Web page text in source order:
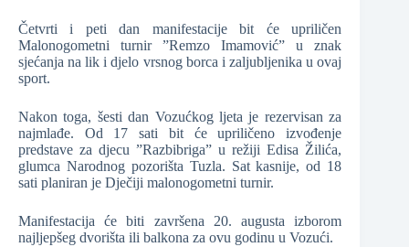
Četvrti i peti dan manifestacije bit će upriličen
Malonogometni turnir ”Remzo Imamović” u znak
sjećanja na lik i djelo vrsnog borca i zaljubljenika u ovaj
sport.
Nakon toga, šesti dan Vozućkog ljeta je rezervisan za
najmlađe. Od 17 sati bit će upriličeno izvođenje
predstave za djecu ”Razbibriga” u režiji Edisa Žilića,
glumca Narodnog pozorišta Tuzla. Sat kasnije, od 18
sati planiran je Dječiji malonogometni turnir.
Manifestacija će biti završena 20. augusta izborom
najljepšeg dvorišta ili balkona za ovu godinu u Vozući.